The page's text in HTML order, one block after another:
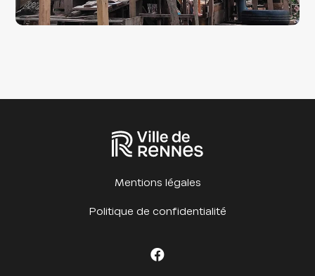
Mentions légales
Politique de confidentialité
Facebook Cet été à